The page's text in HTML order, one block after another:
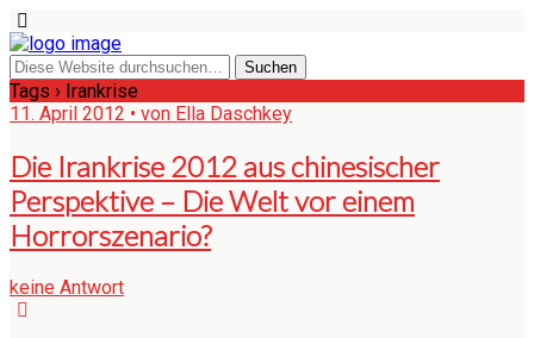
Tags › Irankrise
11. April 2012 • von Ella Daschkey
Die Irankrise 2012 aus chinesischer
Perspektive – Die Welt vor einem
Horrorszenario?
keine Antwort